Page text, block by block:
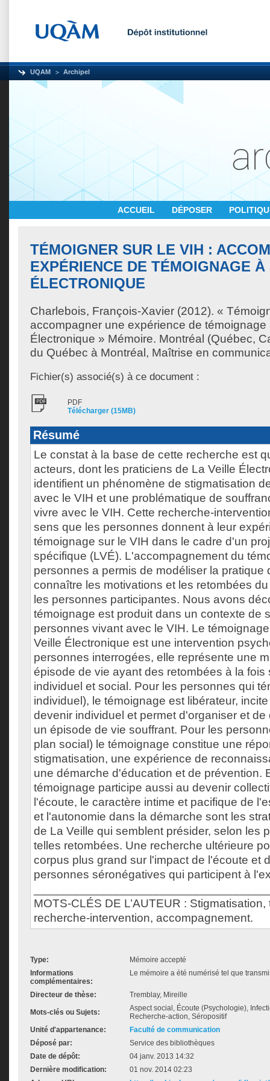
UQAM Archipel
ACCUEIL DÉPOSER
TÉMOIGNER SUR LE VIH :
EXPÉRIENCE DE TÉMOIGNAGE
ÉLECTRONIQUE
Charlebois, François-Xavier (2012). «
accompagner une expérience de témoignage
Électronique » Mémoire. Montréal (Québec,
du Québec à Montréal, Maîtrise en
Fichier(s) associé(s) à ce document :
PDF
Télécharger (15MB)
Résumé
Le constat à la base de cette recherche est
acteurs, dont les praticiens de La Veille
identifient un phénomène de stigmatisation
avec le VIH et une problématique de
vivre avec le VIH. Cette recherche-
sens que les personnes donnent à leur
témoignage sur le VIH dans le cadre d'un
spécifique (LVÉ). L'accompagnement du
personnes a permis de modéliser la pratique
connaître les motivations et les retombées
les personnes participantes. Nous avons
témoignage est produit dans un contexte de
personnes vivant avec le VIH. Le
Veille Électronique est une intervention
personnes interrogées, elle représente une
épisode de vie ayant des retombées à la fois
individuel et social. Pour les personnes qui
individuel), le témoignage est libérateur,
devenir individuel et permet d'organiser et
un épisode de vie souffrant. Pour les
plan social) le témoignage constitue une
stigmatisation, une expérience de
une démarche d'éducation et de prévention.
témoignage participe aussi au devenir
l'écoute, le caractère intime et pacifique de
et l'autonomie dans la démarche sont les
de La Veille qui semblent présider, selon les
telles retombées. Une recherche ultérieure
corpus plus grand sur l'impact de l'écoute et
personnes séronégatives qui participent à
MOTS-CLÉS DE L’AUTEUR :
recherche-intervention, accompagnement.
Type:
Mémoire accepté
Informations
complémentaires:
Le mémoire a été numérisé tel que
Directeur de thèse: Tremblay, Mireille
Mots-clés ou Sujets:
Aspect social, Écoute (Psychologie),
Recherche-action, Séropositif
Unité d'appartenance:
Faculté de communication
Déposé par:
Service des bibliothèques
Date de dépôt:
04 janv. 2013 14:32
Dernière modification:
01 nov. 2014 02:23